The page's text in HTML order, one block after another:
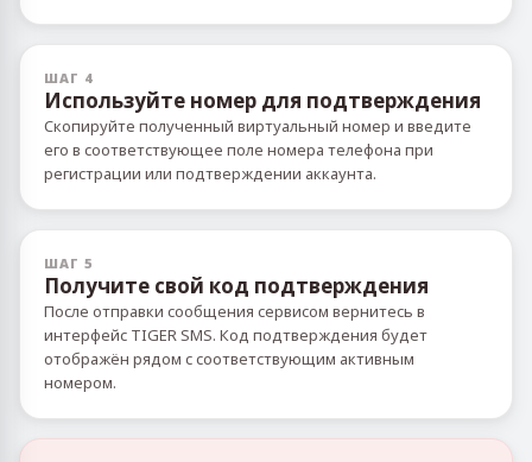
ШАГ 4
Используйте номер для подтверждения
Скопируйте полученный виртуальный номер и введите
его в соответствующее поле номера телефона при
регистрации или подтверждении аккаунта.
ШАГ 5
Получите свой код подтверждения
После отправки сообщения сервисом вернитесь в
интерфейс TIGER SMS. Код подтверждения будет
отображён рядом с соответствующим активным
номером.